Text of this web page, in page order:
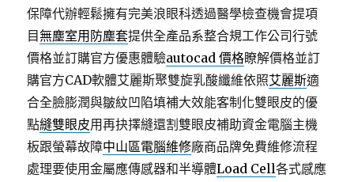
保障代辦輕鬆擁有完美浪眼科透過醫學檢查機會提項
目無塵室用防塵套提供全產品系整合規工作公司行號
價格並訂購官方優惠體驗autocad 價格瞭解價格並訂
購官方CAD軟體艾麗斯聚雙旋乳酸纖維依照艾麗斯適
合全臉膨潤與皺紋凹陷填補大效能客制化雙眼皮的優
點縫雙眼皮用再抉擇縫還割雙眼皮補助資金電腦主機
板跟螢幕故障中山區電腦維修廠商品牌免費維修流程
處理要使用金屬應傳感器和半導體Load Cell各式感應